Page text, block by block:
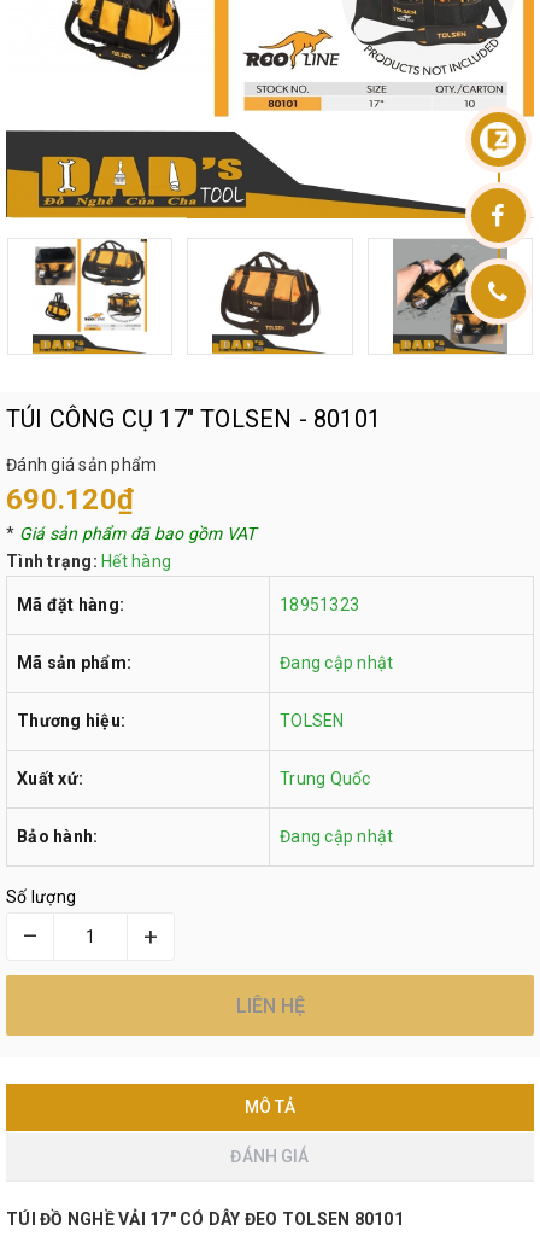
TÚI CÔNG CỤ 17" TOLSEN - 80101
Đánh giá sản phẩm
690.120₫
* Giá sản phẩm đã bao gồm VAT
Tình trạng: Hết hàng
Mã đặt hàng: 18951323
Mã sản phẩm: Đang cập nhật
Thương hiệu: TOLSEN
Xuất xứ: Trung Quốc
Bảo hành: Đang cập nhật
Số lượng
– +
LIÊN HỆ
MÔ TẢ
ĐÁNH GIÁ
TÚI ĐỒ NGHỀ VẢI 17" CÓ DÂY ĐEO TOLSEN 80101